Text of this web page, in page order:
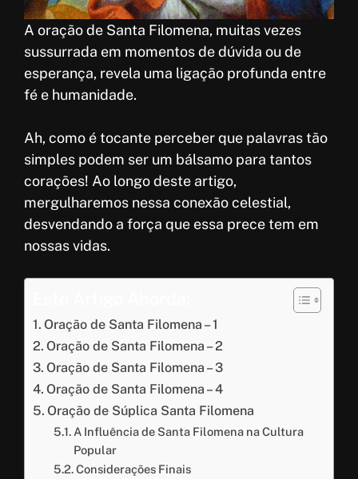
s
t
A oração de Santa Filomena, muitas vezes
sussurrada em momentos de dúvida ou de
esperança, revela uma ligação profunda entre
fé e humanidade.
Ah, como é tocante perceber que palavras tão
simples podem ser um bálsamo para tantos
corações! Ao longo deste artigo,
mergulharemos nessa conexão celestial,
desvendando a força que essa prece tem em
nossas vidas.
Oração de Santa Filomena – 1
Oração de Santa Filomena – 2
Oração de Santa Filomena – 3
Oração de Santa Filomena – 4
Oração de Súplica Santa Filomena
A Influência de Santa Filomena na Cultura
Popular
Considerações Finais